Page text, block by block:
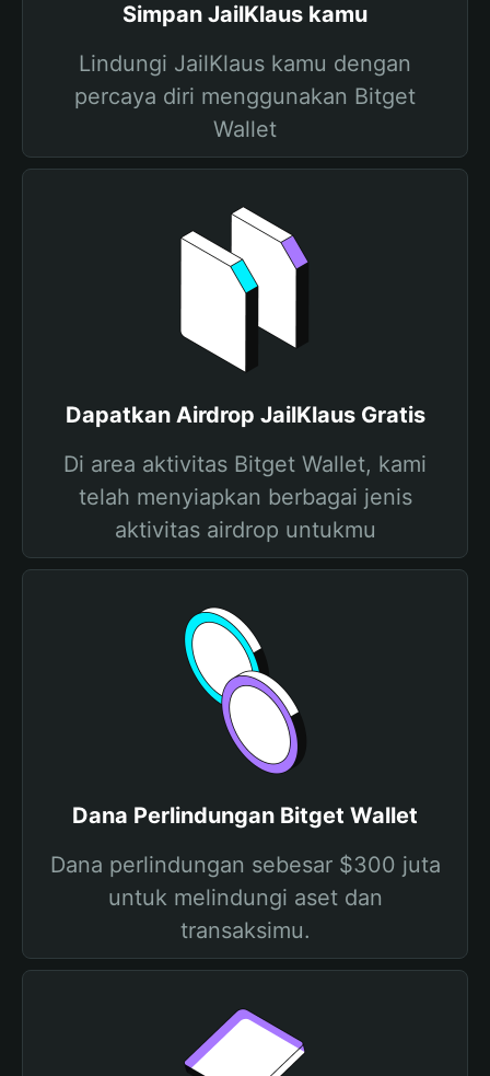
Simpan JailKlaus kamu
Lindungi JailKlaus kamu dengan
percaya diri menggunakan Bitget
Wallet
Dapatkan Airdrop JailKlaus Gratis
Di area aktivitas Bitget Wallet, kami
telah menyiapkan berbagai jenis
aktivitas airdrop untukmu
Dana Perlindungan Bitget Wallet
Dana perlindungan sebesar $300 juta
untuk melindungi aset dan
transaksimu.